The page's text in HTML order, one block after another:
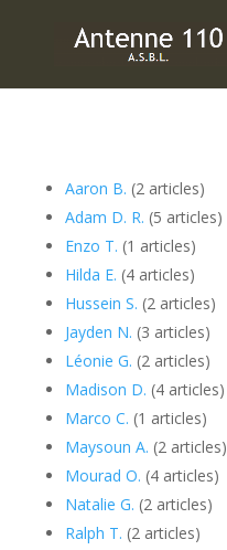
Aaron B. (2 articles)
Adam D. R. (5 articles)
Enzo T. (1 articles)
Hilda E. (4 articles)
Hussein S. (2 articles)
Jayden N. (3 articles)
Léonie G. (2 articles)
Madison D. (4 articles)
Marco C. (1 articles)
Maysoun A. (2 articles)
Mourad O. (4 articles)
Natalie G. (2 articles)
Ralph T. (2 articles)